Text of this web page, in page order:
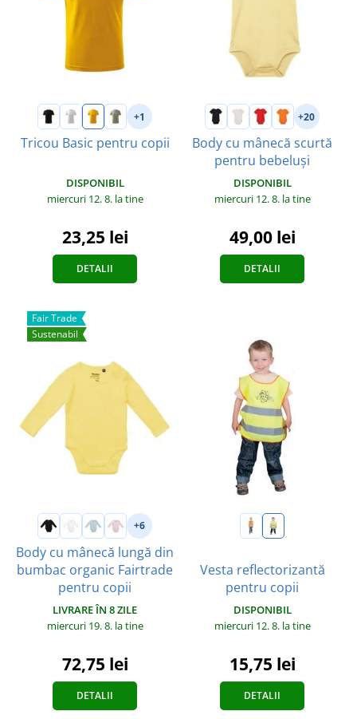
+1
Tricou Basic pentru copii
DISPONIBIL
miercuri 12. 8. la tine
23,25 lei
DETALII
+20
Body cu mânecă scurtă
pentru bebeluși
DISPONIBIL
miercuri 12. 8. la tine
49,00 lei
DETALII
Fair Trade
Sustenabil
+6
Body cu mânecă lungă din
bumbac organic Fairtrade
pentru copii
LIVRARE ÎN 8 ZILE
miercuri 19. 8. la tine
72,75 lei
DETALII
Vesta reflectorizantă
pentru copii
DISPONIBIL
miercuri 12. 8. la tine
15,75 lei
DETALII